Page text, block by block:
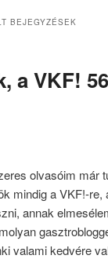
BEJEGYZÉSEK
a VKF!
olvasóim már
mindig a VKF!-re,
annak
valami kedvére